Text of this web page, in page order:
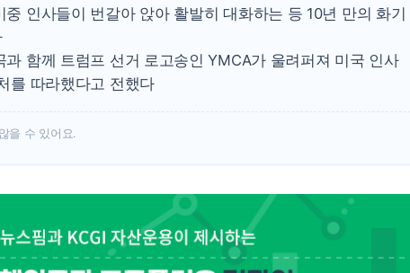
인사들이 번갈아 앉아 활발히 대화하는 등 10년 만의 화기
함께 트럼프 선거 로고송인 YMCA가 울려퍼져 미국 인사
를 따라했다고 전했다
을 수 있어요.